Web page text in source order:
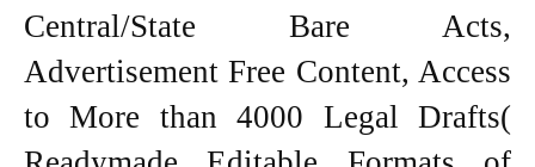
Central/State Bare Acts,
Advertisement Free Content, Access
to More than 4000 Legal Drafts(